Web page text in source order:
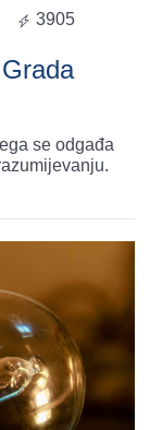
3905
se odgađa